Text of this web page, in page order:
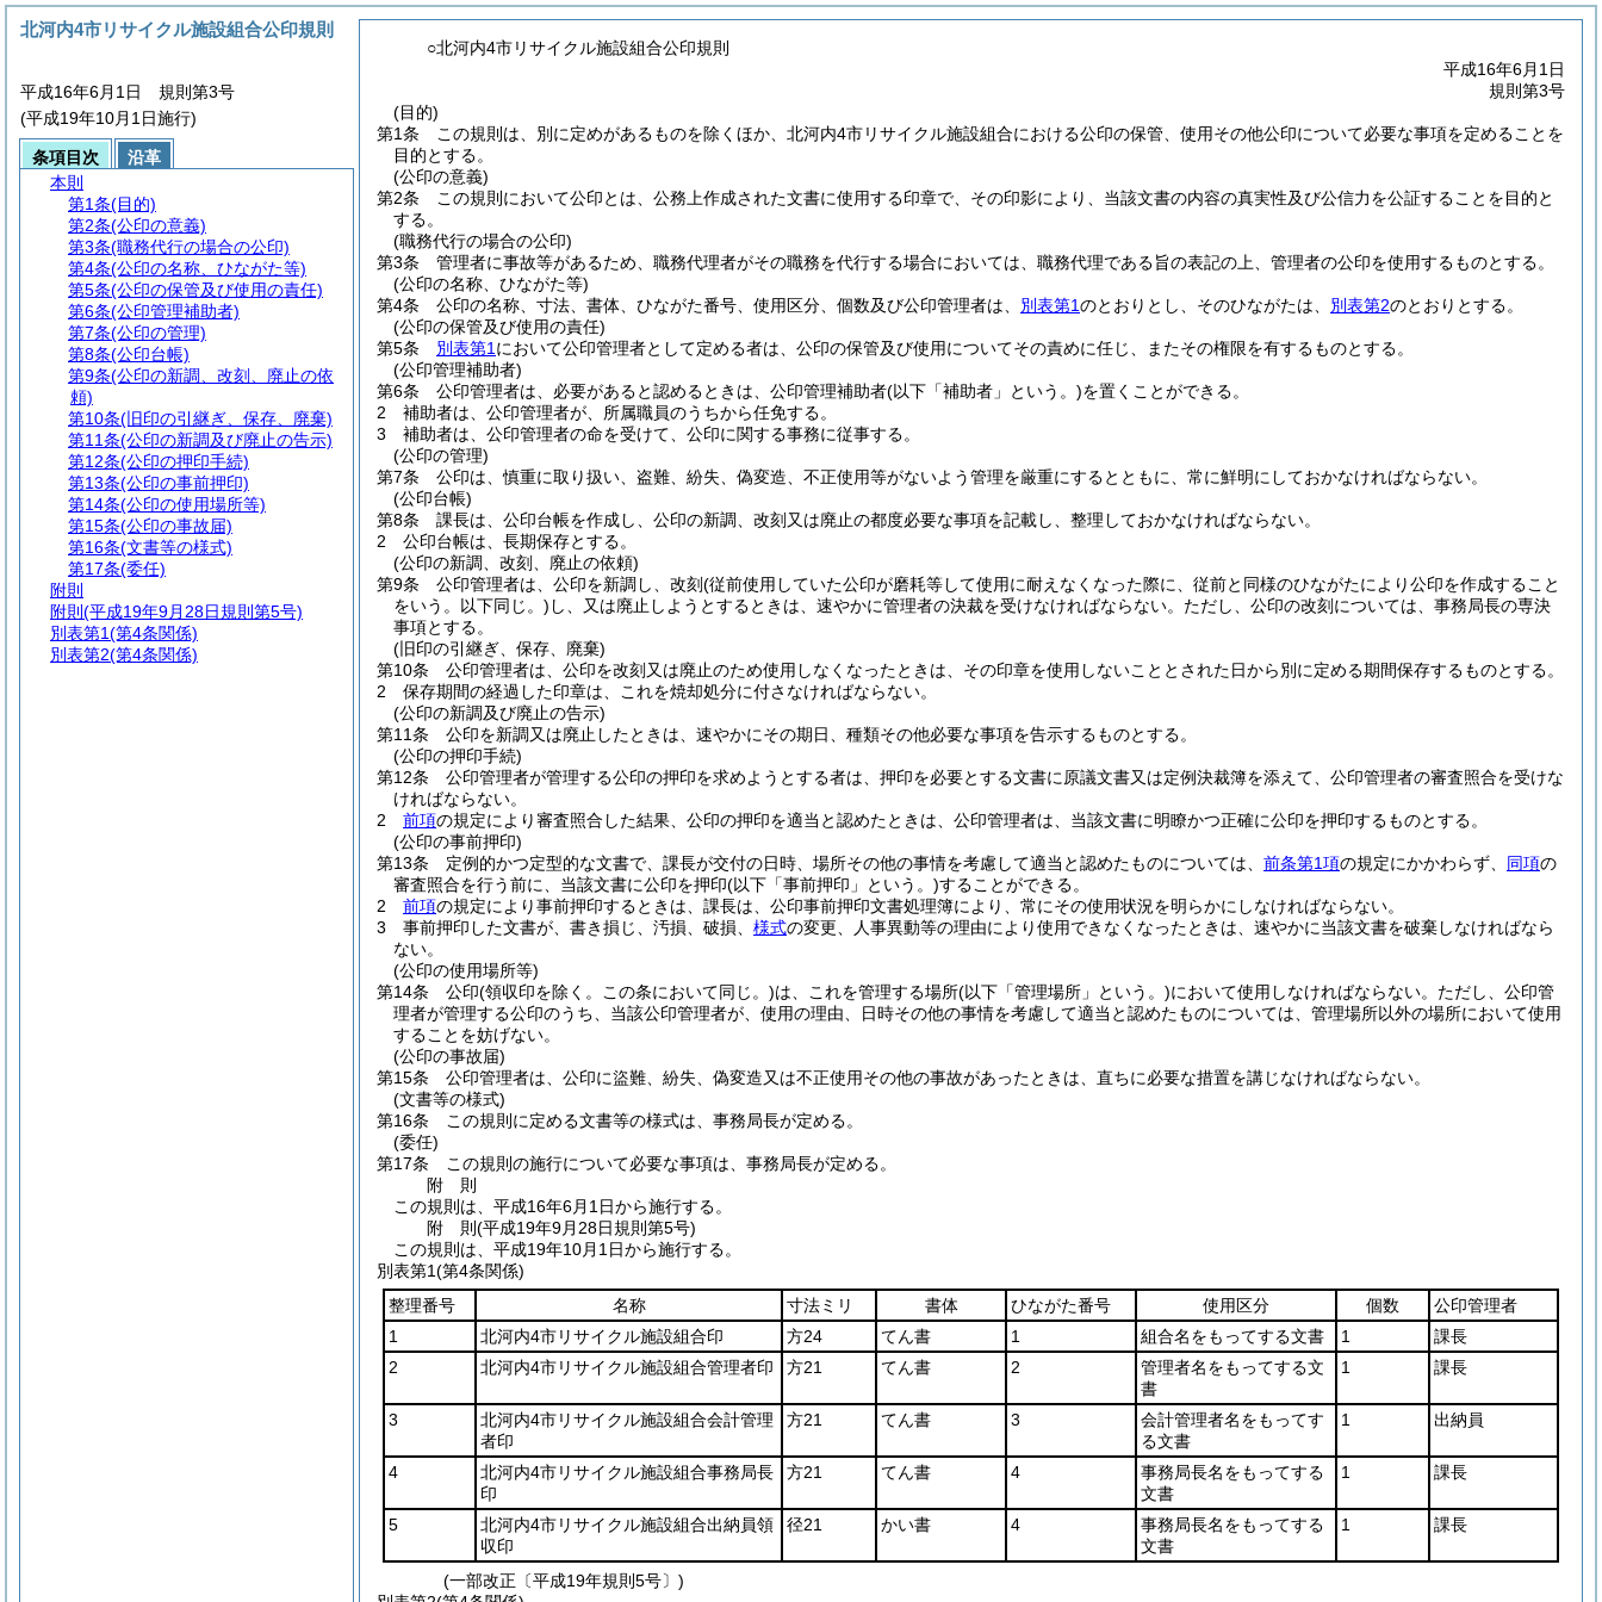
○北河内4市リサイクル施設組合公印規則
平成16年6月1日
規則第3号
(目的)
第1条
この規則は、別に定めがあるものを除くほか、北河内4市リサイクル施設組合における公印の保管、使用その他公印について必要な事項を定めることを
目的とする。
(公印の意義)
第2条
この規則において公印とは、公務上作成された文書に使用する印章で、その印影により、当該文書の内容の真実性及び公信力を公証することを目的と
する。
(職務代行の場合の公印)
第3条
管理者に事故等があるため、職務代理者がその職務を代行する場合においては、職務代理である旨の表記の上、管理者の公印を使用するものとする。
(公印の名称、ひながた等)
第4条
公印の名称、寸法、書体、ひながた番号、使用区分、個数及び公印管理者は、 別表第1のとおりとし、そのひながたは、 別表第2のとおりとする。
(公印の保管及び使用の責任)
第5条
別表第1 において公印管理者として定める者は、公印の保管及び使用についてその責めに任じ、またその権限を有するものとする。
(公印管理補助者)
第6条
公印管理者は、必要があると認めるときは、公印管理補助者(以下「補助者」という。)を置くことができる。
2
補助者は、公印管理者が、所属職員のうちから任免する。
3
補助者は、公印管理者の命を受けて、公印に関する事務に従事する。
(公印の管理)
第7条
公印は、慎重に取り扱い、盗難、紛失、偽変造、不正使用等がないよう管理を厳重にするとともに、常に鮮明にしておかなければならない。
(公印台帳)
第8条
課長は、公印台帳を作成し、公印の新調、改刻又は廃止の都度必要な事項を記載し、整理しておかなければならない。
2
公印台帳は、長期保存とする。
(公印の新調、改刻、廃止の依頼)
第9条
公印管理者は、公印を新調し、改刻(従前使用していた公印が磨耗等して使用に耐えなくなった際に、従前と同様のひながたにより公印を作成すること
をいう。以下同じ。) し、又は廃止しようとするときは、速やかに管理者の決裁を受けなければならない。 ただし、公印の改刻については、事務局長の専決
事項とする。
(旧印の引継ぎ、保存、廃棄)
第10条
公印管理者は、公印を改刻又は廃止のため使用しなくなったときは、その印章を使用しないこととされた日から別に定める期間保存するものとする。
2
保存期間の経過した印章は、これを焼却処分に付さなければならない。
(公印の新調及び廃止の告示)
第11条
公印を新調又は廃止したときは、速やかにその期日、種類その他必要な事項を告示するものとする。
(公印の押印手続)
第12条
公印管理者が管理する公印の押印を求めようとする者は、押印を必要とする文書に原議文書又は定例決裁簿を添えて、公印管理者の審査照合を受けな
ければならない。
2
前項の規定により審査照合した結果、公印の押印を適当と認めたときは、公印管理者は、当該文書に明瞭かつ正確に公印を押印するものとする。
(公印の事前押印)
第13条
定例的かつ定型的な文書で、課長が交付の日時、場所その他の事情を考慮して適当と認めたものについては、 前条第1項の規定にかかわらず、 同項の
審査照合を行う前に、当該文書に公印を押印(以下「事前押印」という。)することができる。
2
前項の規定により事前押印するときは、課長は、公印事前押印文書処理簿により、常にその使用状況を明らかにしなければならない。
3
事前押印した文書が、書き損じ、汚損、破損、 様式の変更、人事異動等の理由により使用できなくなったときは、速やかに当該文書を破棄しなければなら
ない。
(公印の使用場所等)
第14条
公印(領収印を除く。この条において同じ。)は、これを管理する場所(以下「管理場所」という。)において使用しなければならない。 ただし、公印管
理者が管理する公印のうち、当該公印管理者が、使用の理由、日時その他の事情を考慮して適当と認めたものについては、管理場所以外の場所において使用
することを妨げない。
(公印の事故届)
第15条
公印管理者は、公印に盜難、紛失、偽変造又は不正使用その他の事故があったときは、直ちに必要な措置を講じなければならない。
(文書等の様式)
第16条
この規則に定める文書等の様式は、事務局長が定める。
(委任)
第17条
この規則の施行について必要な事項は、事務局長が定める。
附 則
この規則は、平成16年6月1日から施行する。
附 則(平成19年9月28日規則第5号)
この規則は、平成19年10月1日から施行する。
別表第1(第4条関係)
整理番号
名称 寸法ミリ 書体 ひながた番号 使用区分 個数
公印管理者
1
北河内4市リサイクル施設組合印 方24 てん書 1 組合名をもってする文書 1
課長
2
北河内4市リサイクル施設組合管理者印 方21 てん書 2
管理者名をもってする文
書
1 課長
3
北河内4市リサイクル施設組合会計管理
者印
方21 てん書 3
会計管理者名をもってす
る文書
1 出納員
4
北河内4市リサイクル施設組合事務局長
印
方21 てん書 4
事務局長名をもってする
文書
1 課長
5
北河内4市リサイクル施設組合出納員領
収印
径21 かい書 4
事務局長名をもってする
文書
1 課長
(一部改正〔平成19年規則5号〕)
北河内4市リサイクル施設組合公印規則
平成16年6月1日 規則第3号
(平成19年10月1日施行)
条項目次
沿革
本則
第1条(目的)
第2条(公印の意義)
第3条(職務代行の場合の公印)
第4条(公印の名称、ひながた等)
第5条(公印の保管及び使用の責任)
第6条(公印管理補助者)
第7条(公印の管理)
第8条(公印台帳)
第9条(公印の新調、改刻、廃止の依
頼)
第10条(旧印の引継ぎ、保存、廃棄)
第11条(公印の新調及び廃止の告示)
第12条(公印の押印手続)
第13条(公印の事前押印)
第14条(公印の使用場所等)
第15条(公印の事故届)
第16条(文書等の様式)
第17条(委任)
附則
附則 (平成19年9月28日規則第5号)
別表第1(第4条関係)
別表第2(第4条関係)